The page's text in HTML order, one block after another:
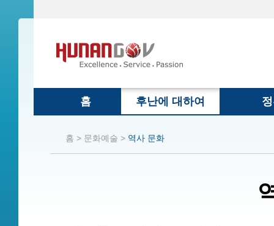
홈 후난에 대하여
홈 > 문화예술 > 역사 문화